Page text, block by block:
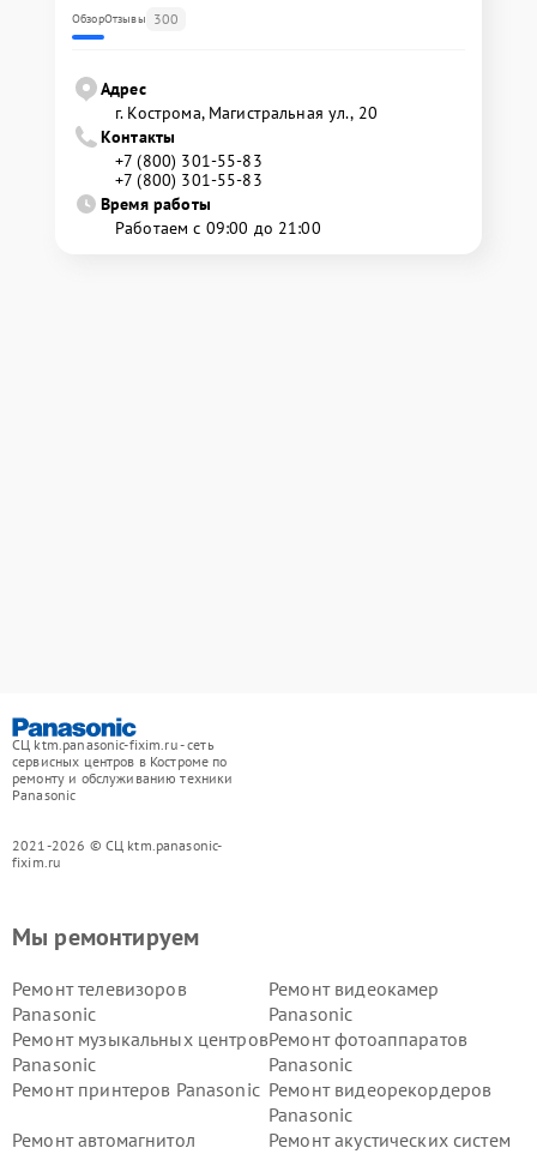
ОбзорОтзывы 300
Адрес
г. Кострома, Магистральная ул., 20
Контакты
+7 (800) 301-55-83
+7 (800) 301-55-83
Время работы
Работаем с 09:00 до 21:00
СЦ ktm.panasonic-fixim.ru - сеть
сервисных центров в Костроме по
ремонту и обслуживанию техники
Panasonic
2021-2026 © СЦ ktm.panasonic-
fixim.ru
Мы ремонтируем
Ремонт телевизоров
Panasonic
Ремонт видеокамер
Panasonic
Ремонт музыкальных центров
Panasonic
Ремонт фотоаппаратов
Panasonic
Ремонт принтеров Panasonic Ремонт видеорекордеров
Panasonic
Ремонт автомагнитол
Ремонт акустических систем